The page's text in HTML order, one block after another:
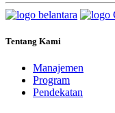
Tentang Kami
Manajemen
Program
Pendekatan